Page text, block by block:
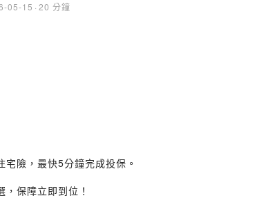
05-15 · 20 分鐘
險，最快5分鐘完成投保。
保障立即到位！